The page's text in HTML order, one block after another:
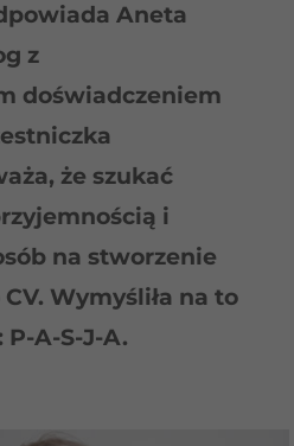
Aneta
z
doświadczeniem
że szukać
i
na stworzenie
Wymyśliła na to
A-S-J-A.